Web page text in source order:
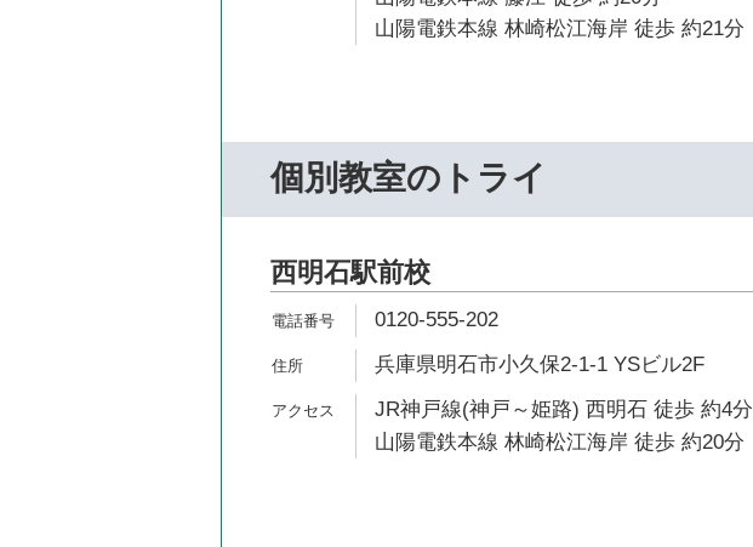
山陽電鉄本線 林崎松江海岸 徒歩 約21分
個別教室のトライ
西明石駅前校
0120-555-202
兵庫県明石市小久保2-1-1 YSビル2F
JR神戸線(神戸～姫路) 西明石 徒歩 約4分
山陽電鉄本線 林崎松江海岸 徒歩 約20分